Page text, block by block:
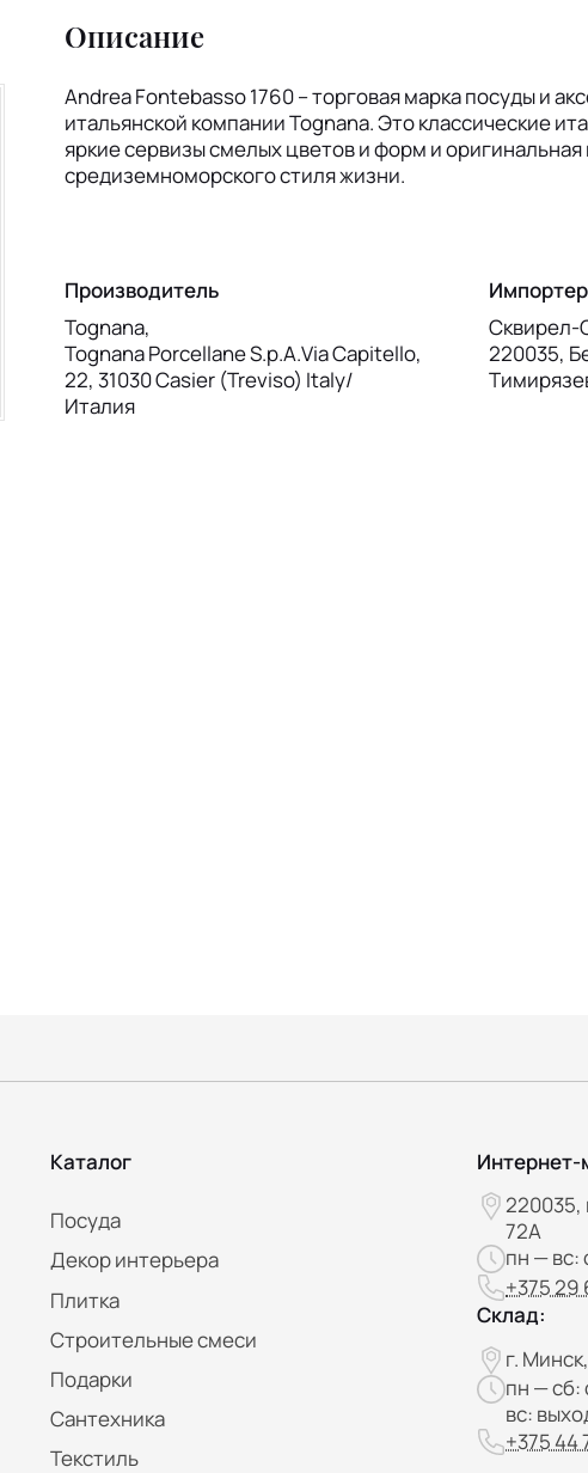
Описание
Andrea Fontebasso 1760 – торговая марка посуды и
итальянской компании Tognana. Это классические
яркие сервизы смелых цветов и форм и оригинальная
средиземноморского стиля жизни.
Производитель
Tognana,
Tognana Porcellane S.p.A.Via Capitello,
22, 31030 Casier (Treviso) Italy/
Италия
Импортер
Сквирел-
220035,
Каталог
Посуда
Декор интерьера
Плитка
Строительные смеси
Подарки
Сантехника
Текстиль
Интернет-
220035,
72А
пн — вс:
+375 29
Склад:
г.
пн — сб:
вс:
+375 44